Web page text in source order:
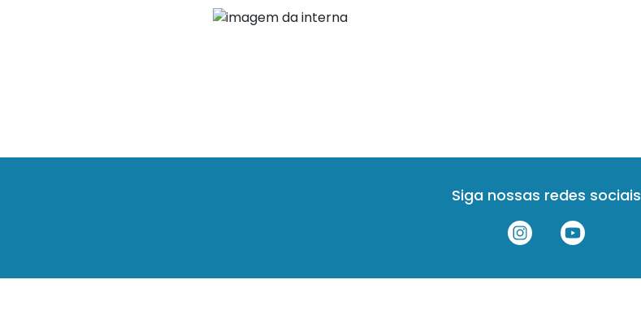
Siga nossas redes sociais